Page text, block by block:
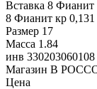
Вставка 8 Фианит
8 Фианит кр
Размер 17
Масса 1.84
инв 330203060108
Магазин В
Цена